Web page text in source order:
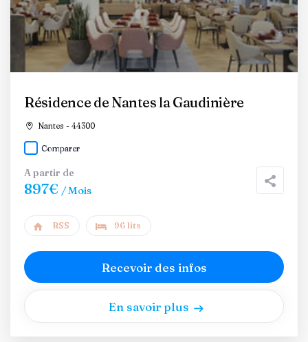
Résidence de Nantes la Gaudinière
Nantes - 44300
Comparer
A partir de
897€ / Mois
RSS 96 lits
Recevoir des infos
En savoir plus